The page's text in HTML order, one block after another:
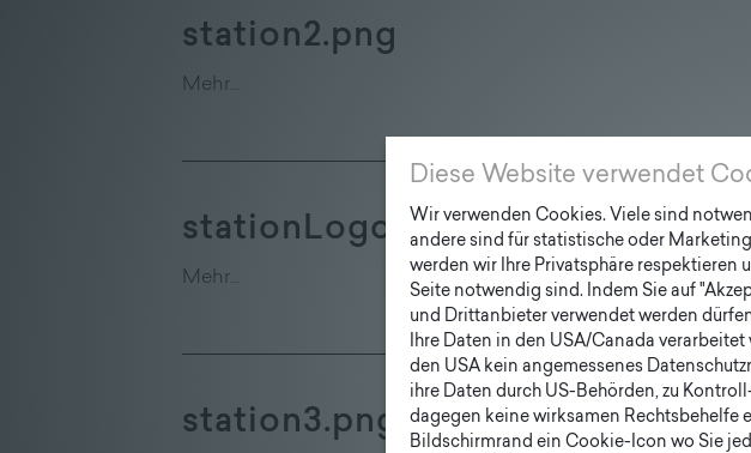
station2.png
Mehr…
stationLogo.png
Mehr…
station3.png
Diese Website verwendet
Wir verwenden Cookies. Viele sind
andere sind für statistische oder
werden wir Ihre Privatsphäre respektieren
Seite notwendig sind. Indem Sie auf
und Drittanbieter verwendet werden
Ihre Daten in den USA/Canada
den USA kein angemessenes
ihre Daten durch US-Behörden, zu
dagegen keine wirksamen Rechtsbehelfe
Bildschirmrand ein Cookie-Icon wo Sie